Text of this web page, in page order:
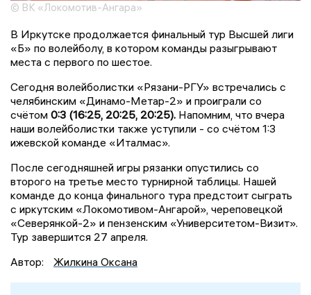
© ВК «Локомотив-Ангара»
В Иркутске продолжается финальный тур Высшей лиги
«Б» по волейболу, в котором команды разыгрывают
места с первого по шестое.
Сегодня волейболистки «Рязани-РГУ» встречались с
челябинским «Динамо-Метар-2» и проиграли со
счётом 0:3 (16:25, 20:25, 20:25). Напомним, что вчера
наши волейболистки также уступили - со счётом 1:3
ижевской команде «Италмас».
После сегодняшней игры рязанки опустились со
второго на третье место турнирной таблицы. Нашей
команде до конца финального тура предстоит сыграть
с иркутским «Локомотивом-Ангарой», череповецкой
«Северянкой-2» и пензенским «Университетом-Визит».
Тур завершится 27 апреля.
Автор:
Жилкина Оксана